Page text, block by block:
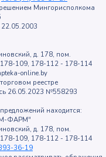
Мингорисполкома
д. 178, пом.
109, 178-112 - 178-114
online.by
реестре
26.05.2023 №558293
находится:
ФАРМ"
д. 178, пом.
109, 178-112 - 178-114
36-19